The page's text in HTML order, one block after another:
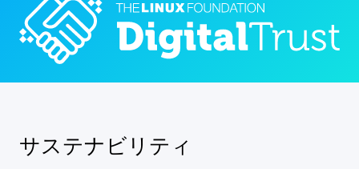
サステナビリティ